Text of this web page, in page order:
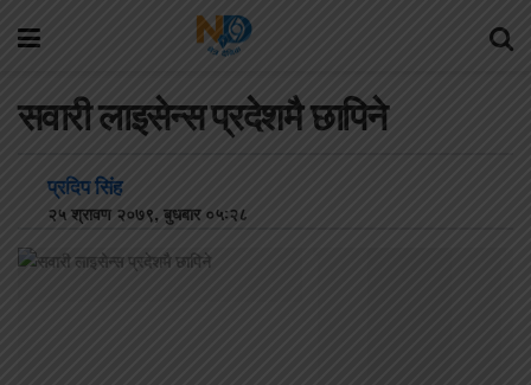
सवारी लाइसेन्स प्रदेशमै छापिने
प्रदिप सिंह
२५ श्रावण २०७९, बुधबार ०५:२८